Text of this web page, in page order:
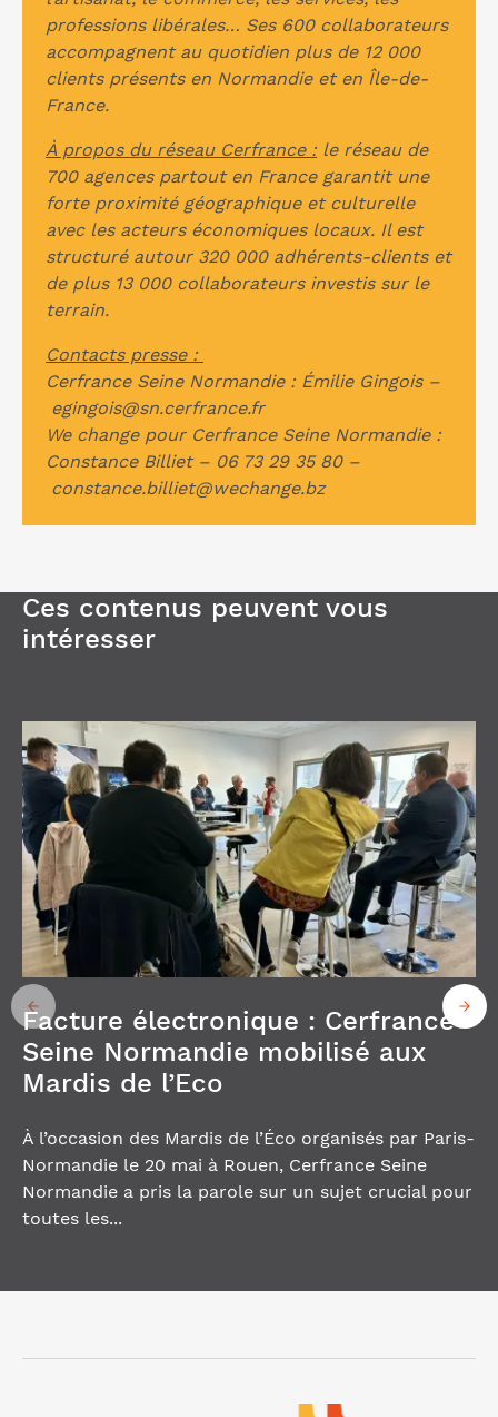
professions libérales… Ses 600 collaborateurs
accompagnent au quotidien plus de 12 000
clients présents en Normandie et en Île-de-
France.
À propos du réseau Cerfrance :le réseau de
700 agences partout en France garantit une
forte proximité géographique et culturelle
avec les acteurs économiques locaux. Il est
structuré autour 320 000 adhérents-clients et
de plus 13 000 collaborateurs investis sur le
terrain.
Contacts presse :
Cerfrance Seine Normandie : Émilie Gingois –
egingois@sn.cerfrance.fr
We change pour Cerfrance Seine Normandie :
Constance Billiet – 06 73 29 35 80–
constance.billiet@wechange.bz
Ces contenus peuvent vous
intéresser
Facture électronique : Cerfrance
Seine Normandie mobilisé aux
Mardis de l’Eco
À l’occasion des Mardis de l’Éco organisés par Paris-
Normandie le 20 mai à Rouen, Cerfrance Seine
Normandie a pris la parole sur un sujet crucial pour
toutes les...